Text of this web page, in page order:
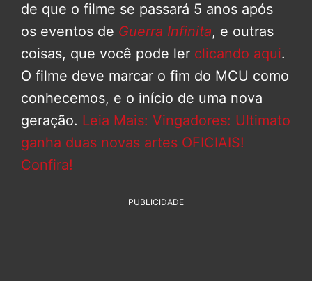
de que o filme se passará 5 anos após
os eventos de Guerra Infinita, e outras
coisas, que você pode ler clicando aqui.
O filme deve marcar o fim do MCU como
conhecemos, e o início de uma nova
geração. Leia Mais: Vingadores: Ultimato
ganha duas novas artes OFICIAIS!
Confira!
PUBLICIDADE